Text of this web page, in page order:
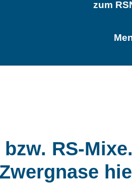
zum
RS-Mixe.